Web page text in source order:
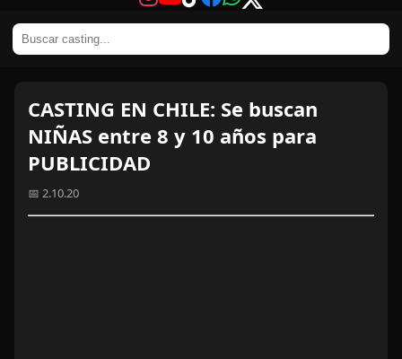
CASTING EN CHILE: Se buscan
NIÑAS entre 8 y 10 años para
PUBLICIDAD
📅 2.10.20